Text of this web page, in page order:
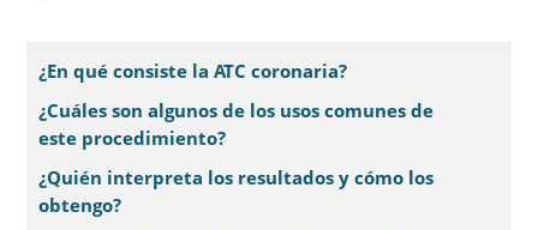
¿En qué consiste la ATC coronaria?
¿Cuáles son algunos de los usos comunes de
este procedimiento?
¿Quién interpreta los resultados y cómo los
obtengo?